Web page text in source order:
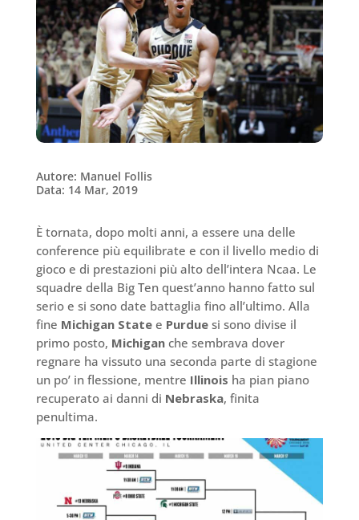
Autore: Manuel Follis
Data: 14 Mar, 2019
È tornata, dopo molti anni, a essere una delle
conference più equilibrate e con il livello medio di
gioco e di prestazioni più alto dell’intera Ncaa. Le
squadre della Big Ten quest’anno hanno fatto sul
serio e si sono date battaglia fino all’ultimo. Alla
fine Michigan Statee Purduesi sono divise il
primo posto, Michiganche sembrava dover
regnare ha vissuto una seconda parte di stagione
un po’ in flessione, mentre Illinois ha pian piano
recuperato ai danni di Nebraska, finita
penultima.